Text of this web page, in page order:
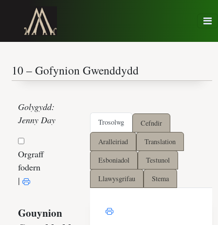
Golygydd:
Jenny Day
Orgraff
fodern
|
Trosolwg
Cefndir
Aralleiriad
Translation
Esboniadol
Testunol
Llawysgrifau
Stema